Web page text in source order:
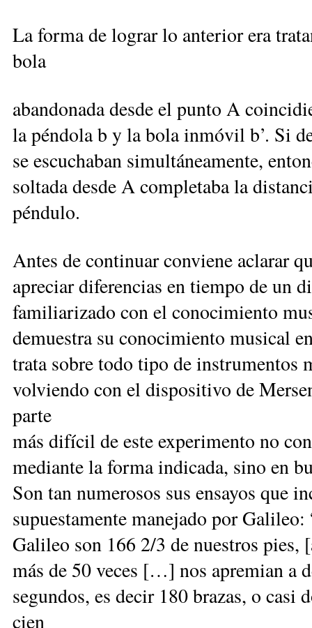
La forma de lograr lo anterior era
bola
abandonada desde el punto A
la péndola b y la bola inmóvil b’. Si
se escuchaban simultáneamente,
soltada desde A completaba la
péndulo.
Antes de continuar conviene aclarar
apreciar diferencias en tiempo de un
familiarizado con el conocimiento
demuestra su conocimiento musical
trata sobre todo tipo de instrumentos
volviendo con el dispositivo de
parte
más difícil de este experimento no
mediante la forma indicada, sino en
Son tan numerosos sus ensayos que
supuestamente manejado por
Galileo son 166 2/3 de nuestros pies,
más de 50 veces […] nos apremian a
segundos, es decir 180 brazas, o casi
cien